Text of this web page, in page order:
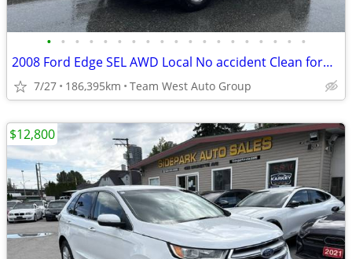
• • • • • • • • • • • • • • • • • • •
2008 Ford Edge SEL AWD Local No accident Clean ford edge
7/27 186,395km Team West Auto Group
$12,800